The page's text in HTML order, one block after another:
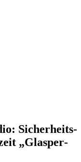
Sicher­heits­
„Glasper­